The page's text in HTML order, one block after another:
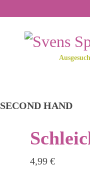
SECOND HAND
4,99 €